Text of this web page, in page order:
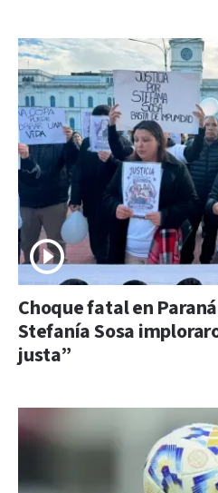
Choque fatal en
Stefanía Sosa
justa”